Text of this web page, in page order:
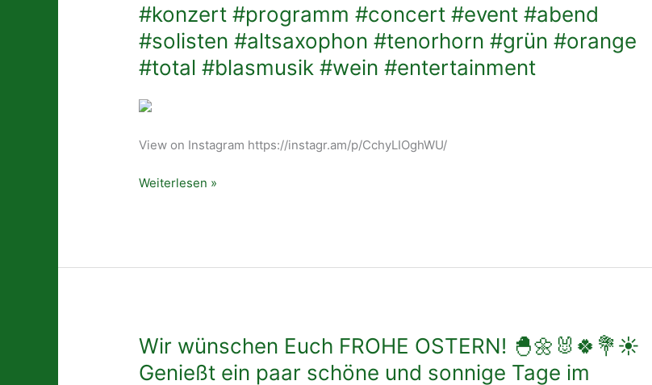
sind
erhältlich:
✅
Bei
Aktiven
✅
den
Im
Leiwen
✅
via
#konzert #programm #concert #event #abend
#solisten #altsaxophon #tenorhorn #grün #orange
#total #blasmusik #wein #entertainment
View on Instagram https://instagr.am/p/CchyLIOghWU/
Für
uns
jetzt
heiße
der
💪🏻
schon
einen
unterhaltsamen
Weiterlesen »
Wir wünschen Euch FROHE OSTERN! 🐣🌼🐰🍀💐☀️
Genießt ein paar schöne und sonnige Tage im
Wir
Euch